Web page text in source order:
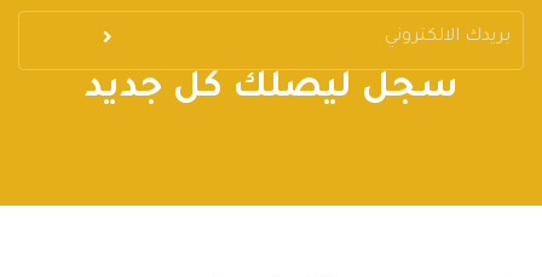
سجل ليصلك كل جديد